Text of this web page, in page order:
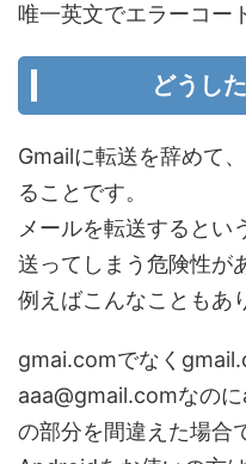
唯一英文でエラーコー
どうし
Gmailに転送を辞めて
ることです。
メールを転送するとい
送ってしまう危険性が
例えばこんなこともあ
gmai.comでなく
aaa@gmail.comなの
の部分を間違えた場合